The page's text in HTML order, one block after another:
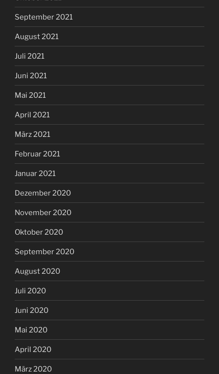
September 2021
August 2021
Juli 2021
Juni 2021
Mai 2021
April 2021
März 2021
Februar 2021
Januar 2021
Dezember 2020
November 2020
Oktober 2020
September 2020
August 2020
Juli 2020
Juni 2020
Mai 2020
April 2020
März 2020